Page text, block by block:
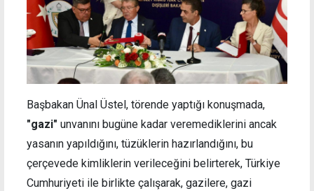
Başbakan Ünal Üstel, törende yaptığı konuşmada,
"gazi" unvanını bugüne kadar veremediklerini ancak
yasanın yapıldığını, tüzüklerin hazırlandığını, bu
çerçevede kimliklerin verileceğini belirterek, Türkiye
Cumhuriyeti ile birlikte çalışarak, gazilere, gazi